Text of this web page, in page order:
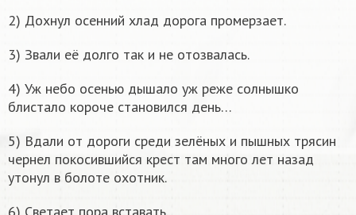
2) Дохнул осенний хлад дорога промерзает.
3) Звали её долго так и не отозвалась.
4) Уж небо осенью дышало уж реже солнышко
блистало короче становился день…
5) Вдали от дороги среди зелёных и пышных трясин
чернел покосившийся крест там много лет назад
утонул в болоте охотник.